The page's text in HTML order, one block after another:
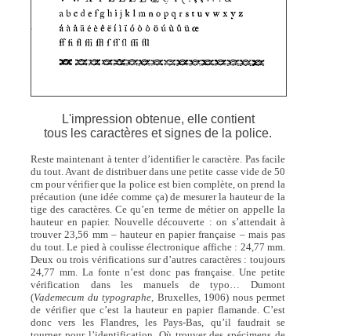
L'impression obtenue, elle contient
tous les caractères et signes de la police.
Reste maintenant à tenter d’identifier le caractère. Pas facile
du tout. Avant de distribuer dans une petite casse vide de 50
cm pour vérifier que la police est bien complète, on prend la
précaution (une idée comme ça) de mesurer la hauteur de la
tige des caractères. Ce qu’en terme de métier on appelle la
hauteur en papier. Nouvelle découverte : on s’attendait à
trouver 23,56 mm – hauteur en papier française – mais pas
du tout. Le pied à coulisse électronique affiche : 24,77 mm.
Deux ou trois vérifications sur d’autres caractères : toujours
24,77 mm. La fonte n’est donc pas française. Une petite
vérification dans les manuels de typo… Dumont
(Vademecum du typographe, Bruxelles, 1906) nous permet
de vérifier que c’est la hauteur en papier flamande. C’est
donc vers les Flandres, les Pays-Bas, qu’il faudrait se